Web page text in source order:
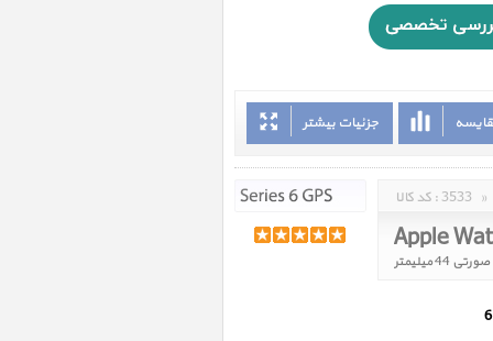
جزئیات بیشتر
کد کالا : 3533 »